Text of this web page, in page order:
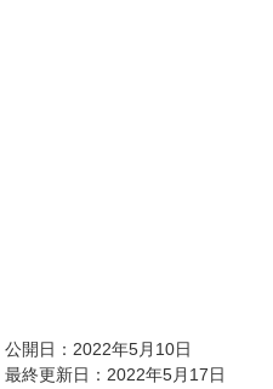
公開日：2022年5月10日
最終更新日：2022年5月17日